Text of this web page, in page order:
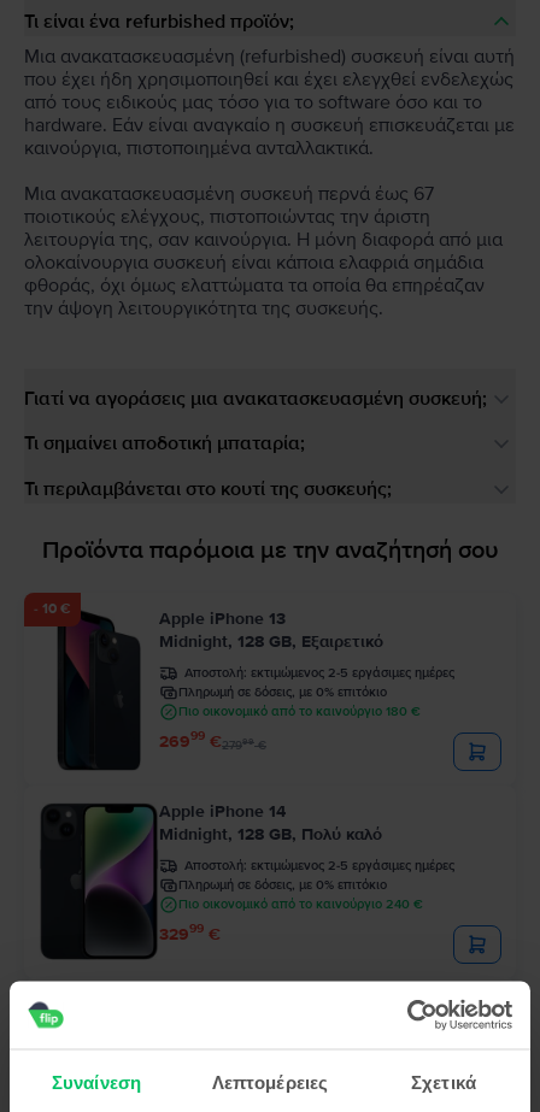
Συναίνεση Λεπτομέρειες Σχετικά
Τι είναι ένα refurbished προϊόν;
Μια ανακατασκευασμένη (refurbished) συσκευή είναι αυτή
που έχει ήδη χρησιμοποιηθεί και έχει ελεγχθεί ενδελεχώς
από τους ειδικούς μας τόσο για το software όσο και το
hardware. Εάν είναι αναγκαίο η συσκευή επισκευάζεται με
καινούργια, πιστοποιημένα ανταλλακτικά.
Μια ανακατασκευασμένη συσκευή περνά έως 67
ποιοτικούς ελέγχους, πιστοποιώντας την άριστη
λειτουργία της, σαν καινούργια. Η μόνη διαφορά από μια
ολοκαίνουργια συσκευή είναι κάποια ελαφριά σημάδια
φθοράς, όχι όμως ελαττώματα τα οποία θα επηρέαζαν
την άψογη λειτουργικότητα της συσκευής.
Γιατί να αγοράσεις μια ανακατασκευασμένη συσκευή;
Τι σημαίνει αποδοτική μπαταρία;
Τι περιλαμβάνεται στο κουτί της συσκευής;
Προϊόντα παρόμοια με την αναζήτησή σου
- 10 €
Apple iPhone 13
Midnight, 128 GB, Εξαιρετικό
Αποστολή: εκτιμώμενος 2-5 εργάσιμες ημέρες
Πληρωμή σε δόσεις, με 0% επιτόκιο
Πιο οικονομικό από το καινούργιο 180 €
26999 €27999€
Apple iPhone 14
Midnight, 128 GB, Πολύ καλό
Αποστολή: εκτιμώμενος 2-5 εργάσιμες ημέρες
Πληρωμή σε δόσεις, με 0% επιτόκιο
Πιο οικονομικό από το καινούργιο 240 €
32999 €
εκτιμώμενος 2-5 εργάσιμες ημέρες
Πληρωμή σε δόσεις, με 0% επιτόκιο